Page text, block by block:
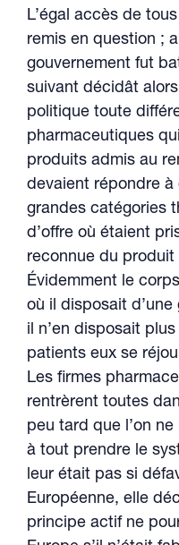
L’égal accès de
remis en question ;
gouvernement fut
suivant décidât
politique toute
pharmaceutiques
produits admis au
devaient répondre à
grandes catégories
d’offre où étaient
reconnue du
Évidemment le
où il disposait
il n’en disposait
patients eux se
Les firmes
rentrèrent toutes
peu tard que l’on
à tout prendre le
leur était pas si
Européenne, elle
principe actif ne